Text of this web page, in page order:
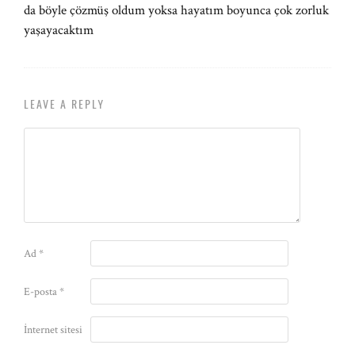
da böyle çözmüş oldum yoksa hayatım boyunca çok zorluk
yaşayacaktım
LEAVE A REPLY
Ad*
E-posta*
İnternet sitesi